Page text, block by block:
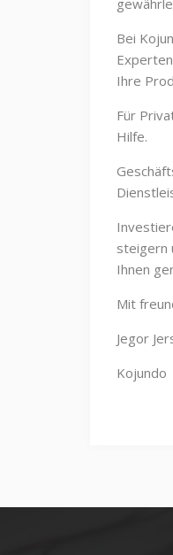
Bei
Ihre
Für
Hilfe.
steigern
Ihnen
Mit
Jegor
Kojundo